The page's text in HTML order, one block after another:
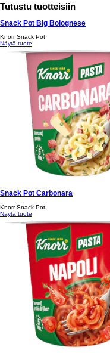
Tutustu tuotteisiin
Snack Pot Big Bolognese
Knorr Snack Pot
Näytä tuote
Snack Pot Carbonara
Knorr Snack Pot
Näytä tuote